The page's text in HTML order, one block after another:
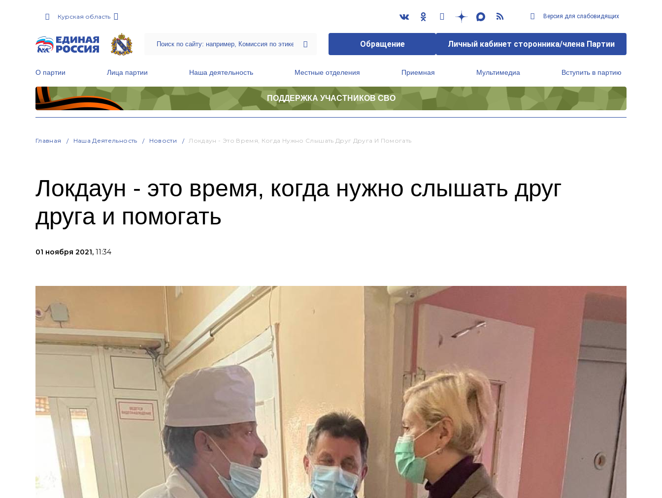
Курская область Версия для слабовидящих
Обращение Личный кабинет сторонника/члена Партии
О партии Лица партии Наша деятельность Местные отделения Приемная Мультимедиа Вступить в партию
ПОДДЕРЖКА УЧАСТНИКОВ СВО
Главная Наша Деятельность Новости Локдаун - Это Время, Когда Нужно Слышать Друг Друга И Помогать
Локдаун - это время, когда нужно слышать друг
друга и помогать
01 ноября 2021, 11:34